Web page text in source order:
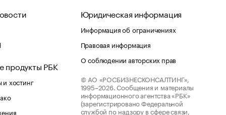
продукты РБК
хостинг
Юридическая информация
Информация об ограничениях
Правовая информация
О соблюдении авторских прав
© АО «РОСБИЗНЕСКОНСАЛТИНГ»,
1995–2026. Сообщения и материалы
информационного агентства «РБК»
(зарегистрировано Федеральной
службой по надзору в сфере связи,